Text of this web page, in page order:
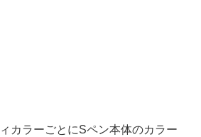
カラーごとにSペン本体のカラー